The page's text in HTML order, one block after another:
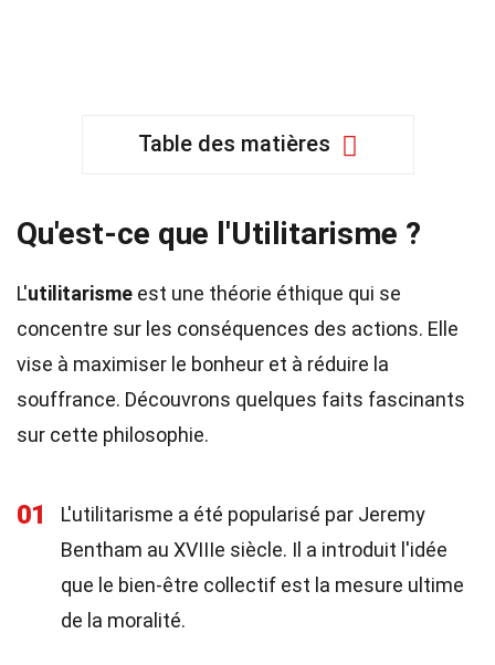
Table des matières
Qu'est-ce que l'Utilitarisme ?
L'utilitarisme est une théorie éthique qui se
concentre sur les conséquences des actions. Elle
vise à maximiser le bonheur et à réduire la
souffrance. Découvrons quelques faits fascinants
sur cette philosophie.
01
L'utilitarisme a été popularisé par Jeremy
Bentham au XVIIIe siècle. Il a introduit l'idée
que le bien-être collectif est la mesure ultime
de la moralité.